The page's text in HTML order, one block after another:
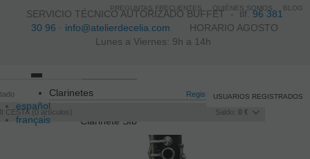
SERVICIO TÉCNICO AUTORIZADO BUFFET -tlf.96 381
30 96 · info@atelierdecelia.com HORARIO AGOSTO
Lunes a Viernes: 9h a 14h
español
français
Registro /Iniciar sesión
CESTA 0 artículos Saldo: 0 €
USUARIOS REGISTRADOS
navigation
Clarinetes
Clarinete SIb
PREGUNTAS FRECUENTES QUIÉNES SOMOS BLOG